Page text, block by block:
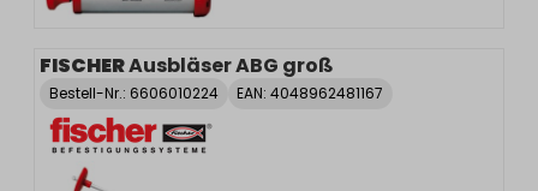
FISCHERAusbläser ABG groß
Bestell-Nr.: 6606010224 EAN: 4048962481167